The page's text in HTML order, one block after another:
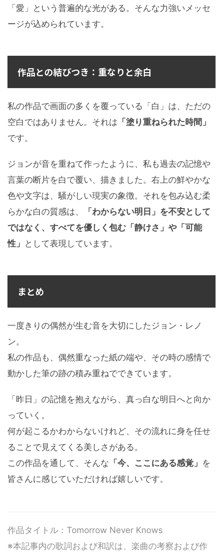
「愛」という普遍的な光がある。そんな力強いメッセ
ージが込められています。
作品との結びつき：重なりと余白
私の作品で画面の多くを覆っている「白」は、ただの
空白ではありません。それは 「塗り重ねられた時間」
です。
ジョンが音を重ねて作ったように、私も過去の記憶や
言葉の断片を白で覆い、描きました。右上の鮮やかな
色や文字は、騒がしい現実の象徴。それを包み込む柔
らかな白の質感は、
「わからない明日」を不安として
ではなく、すべてを優しく包む「静けさ」や「可能
性」 として表現しています。
まとめ
一度きりの偶然が生む音を大切にしたジョン・レノ
ン。
私の作品も、偶然重なった紙の端や、その時の感情で
動かした筆の跡の積み重ねでできています。
「昨日」の記憶を抱えながら、真っ白な明日へと向か
っていく。
何が起こるかわからないけれど、その流れに身を任せ
ることで見えてくる美しさがある。
この作品を通して、そんな 「今、ここにある感覚」 を
皆さんに感じていただければ嬉しいです。
作品タイトル：Tomorrow Never Knows
※本記事内の歌詞および和訳は、楽曲の考察および作